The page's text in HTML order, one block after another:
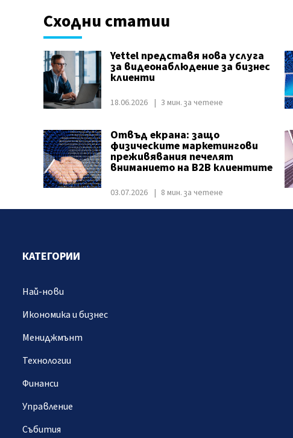
Сходни статии
Yettel представя нова услуга
за видеонаблюдение за бизнес
клиенти
18.06.2026 3 мин. за четене
Отвъд екрана: защо
физическите маркетингови
преживявания печелят
вниманието на B2B клиентите
03.07.2026 8 мин. за четене
КАТЕГОРИИ
Най-нови
Икономика и бизнес
Мениджмънт
Технологии
Финанси
Управление
Събития